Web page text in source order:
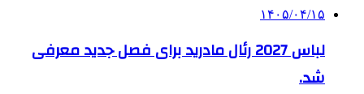
۱۴۰۵/۰۴/۱۵
لباس 2027 رئال مادرید برای فصل جدید معرفی
شد.